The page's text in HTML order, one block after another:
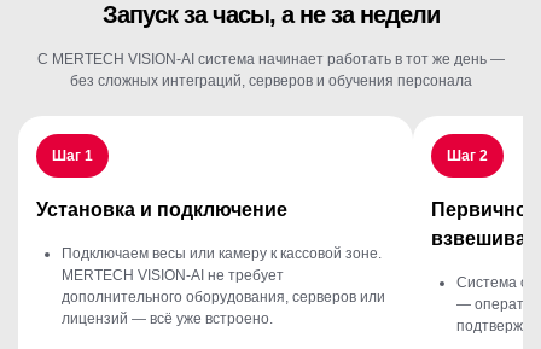
Запуск за часы, а не за недели
С MERTECH VISION-AI система начинает работать в тот же день —
без сложных интеграций, серверов и обучения персонала
Шаг 1
Установка и подключение
Подключаем весы или камеру к кассовой зоне.
MERTECH VISION-AI не требует
дополнительного оборудования, серверов или
лицензий — всё уже встроено.
Шаг 2
Система
— оператор